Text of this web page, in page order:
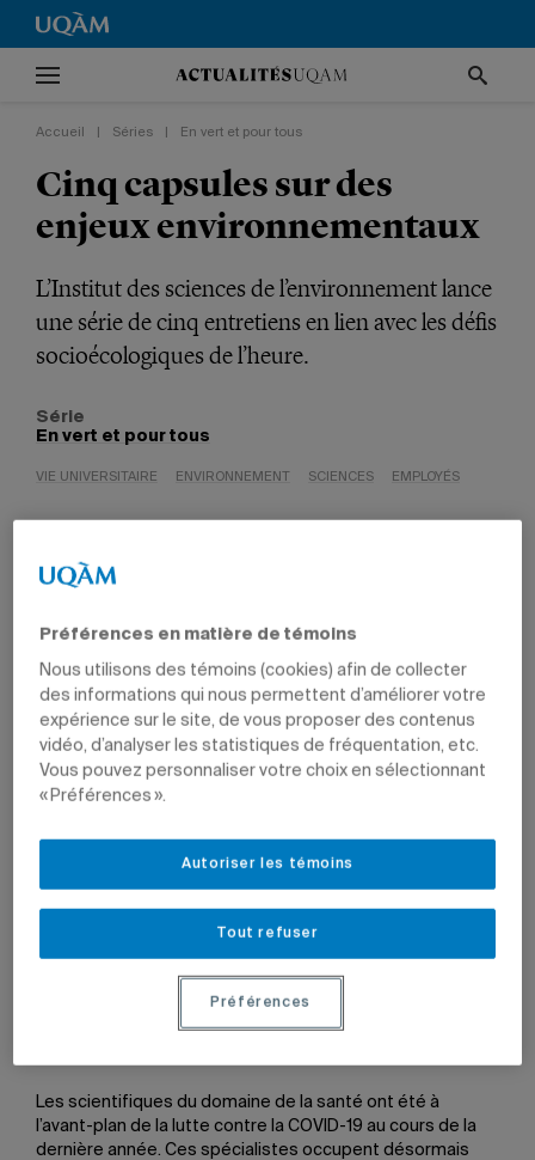
Accueil Séries En vert et pour tous
Cinq capsules sur des
enjeux environnementaux
L’Institut des sciences de l’environnement lance
une série de cinq entretiens en lien avec les défis
socioécologiques de l’heure.
Série
En vert et pour tous
VIE UNIVERSITAIRE ENVIRONNEMENT SCIENCES EMPLOYÉS
ParJean-François Ducharme
23 mars 2021 à 16 h 03
Mis à jour le 19 avril 2021 à 10 h 04
Projets de recherche, initiatives, débats: tous les articles qui
D’une durée de 30 minutes chacun, les entretiens
portent sur les cinq axes de recherche
interdisciplinaires de l’Institut des sciences de
l’environnement.
Les scientifiques du domaine de la santé ont été à
l’avant-plan de la lutte contre la COVID-19 au cours de la
dernière année. Ces spécialistes occupent désormais
Préférences en matière de témoins
Nous utilisons des témoins (cookies) afin de collecter
des informations qui nous permettent d’améliorer votre
expérience sur le site, de vous proposer des contenus
vidéo, d’analyser les statistiques de fréquentation, etc.
Vous pouvez personnaliser votre choix en sélectionnant
« Préférences ».
Tout refuser
Autoriser les témoins
Préférences